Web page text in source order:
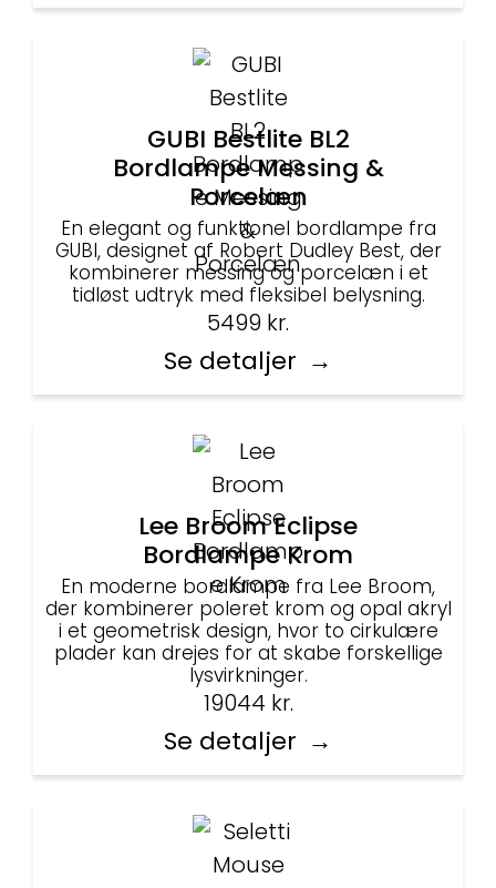
GUBI Bestlite BL2
Bordlampe Messing &
Porcelæn
En elegant og funktionel bordlampe fra
GUBI, designet af Robert Dudley Best, der
kombinerer messing og porcelæn i et
tidløst udtryk med fleksibel belysning.
5499 kr.
Se detaljer
Lee Broom Eclipse
Bordlampe Krom
En moderne bordlampe fra Lee Broom,
der kombinerer poleret krom og opal akryl
i et geometrisk design, hvor to cirkulære
plader kan drejes for at skabe forskellige
lysvirkninger.
19044 kr.
Se detaljer